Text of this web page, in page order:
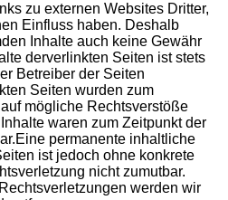
zu externen Websites Dritter,
Einfluss haben. Deshalb
Inhalte auch keine Gewähr
derverlinkten Seiten ist stets
Betreiber der Seiten
Seiten wurden zum
mögliche Rechtsverstöße
waren zum Zeitpunkt der
permanente inhaltliche
ist jedoch ohne konkrete
nicht zumutbar.
werden wir